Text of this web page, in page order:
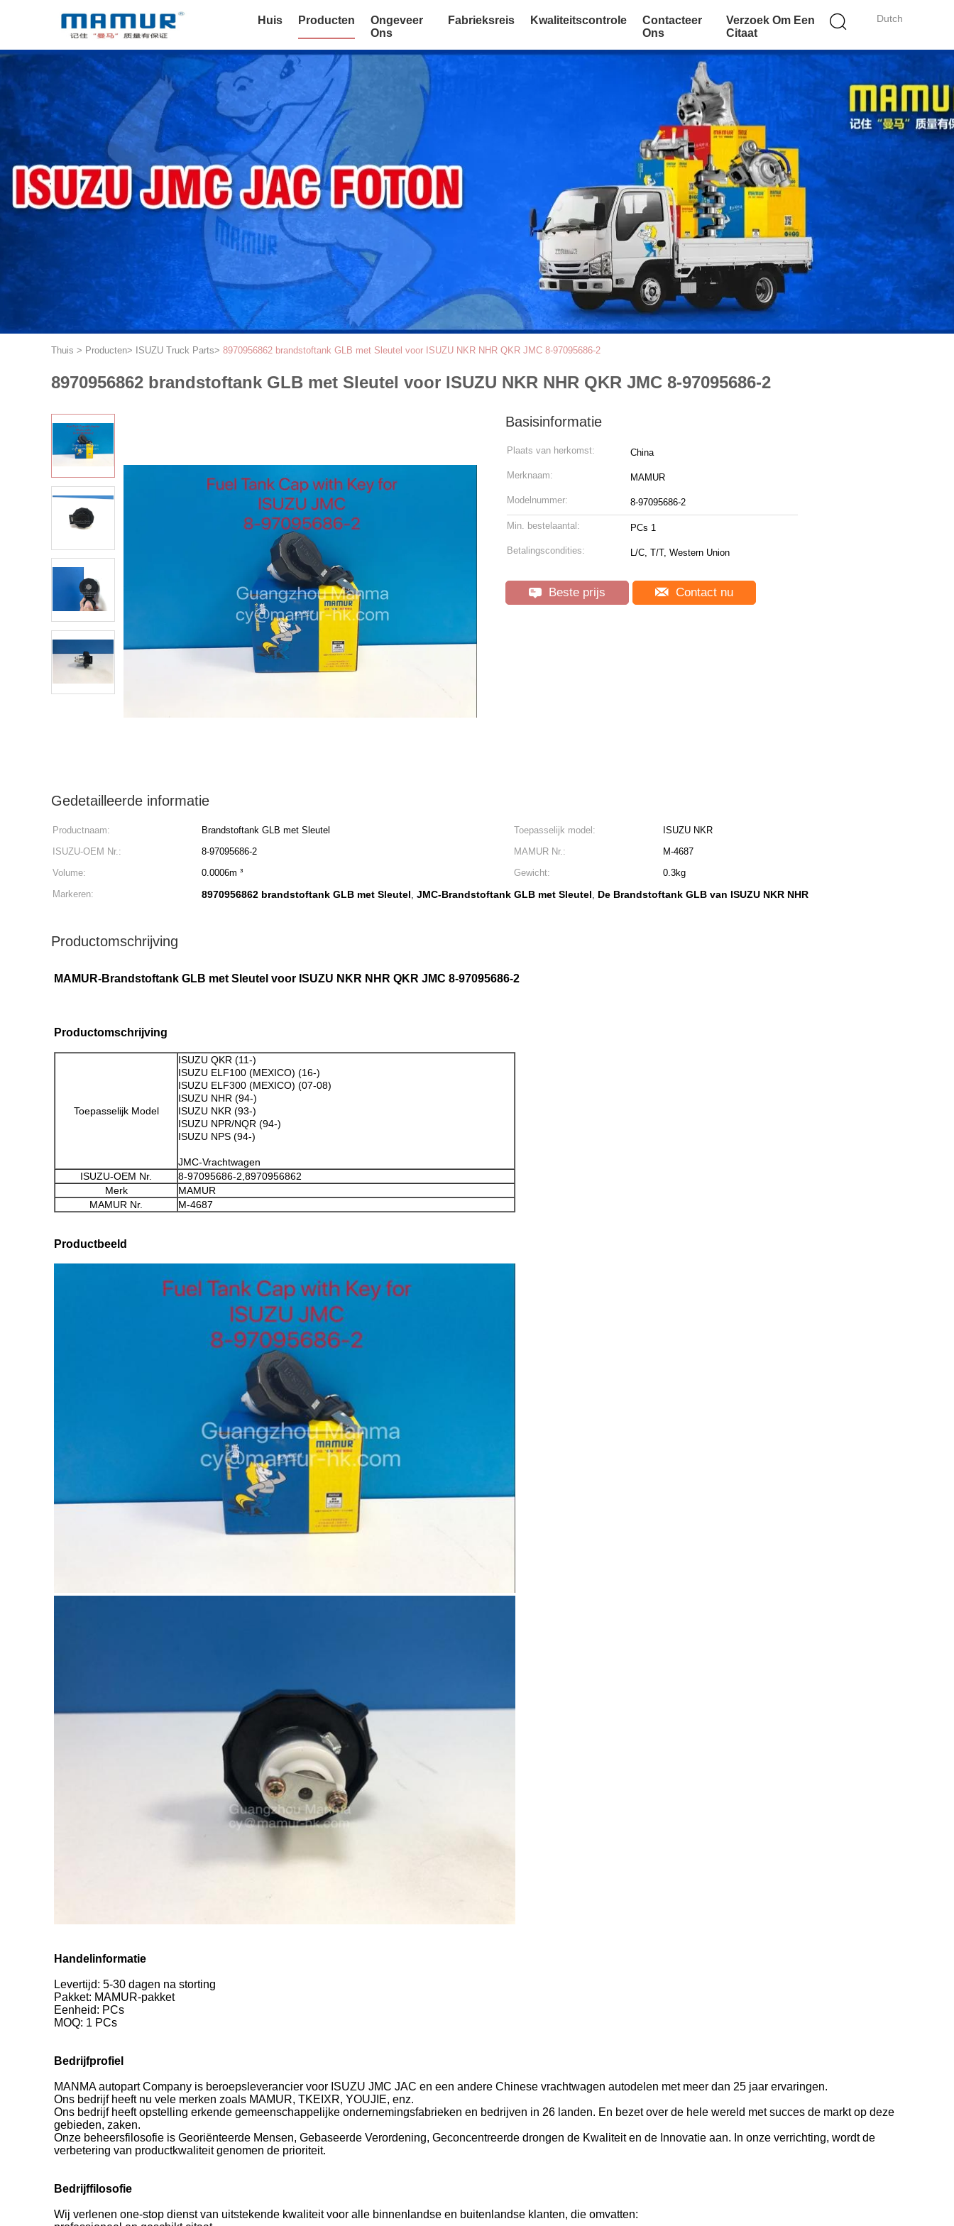
Dutch
Huis Producten
Ongeveer
Ons
Fabrieksreis Kwaliteitscontrole
Contacteer
Ons
Verzoek Om Een
Citaat
Thuis > Producten> ISUZU Truck Parts> 8970956862 brandstoftank GLB met Sleutel voor ISUZU NKR NHR QKR JMC 8-97095686-2
8970956862 brandstoftank GLB met Sleutel voor ISUZU NKR NHR QKR JMC 8-97095686-2
Basisinformatie
Plaats van herkomst: China
Merknaam: MAMUR
Modelnummer: 8-97095686-2
Min. bestelaantal: PCs 1
Betalingscondities: L/C, T/T, Western Union
Beste prijs Contact nu
Gedetailleerde informatie
Productnaam: Brandstoftank GLB met Sleutel Toepasselijk model:
ISUZU NKR
ISUZU-OEM Nr.:
8-97095686-2 MAMUR Nr.:
M-4687
Volume:
0.0006m ³ Gewicht:
0.3kg
Markeren:
8970956862 brandstoftank GLB met Sleutel, JMC-Brandstoftank GLB met Sleutel, De Brandstoftank GLB van ISUZU NKR NHR
Productomschrijving
MAMUR-Brandstoftank GLB met Sleutel voor ISUZU NKR NHR QKR JMC 8-97095686-2
Productomschrijving
Toepasselijk Model
ISUZU QKR (11-)
ISUZU ELF100 (MEXICO) (16-)
ISUZU ELF300 (MEXICO) (07-08)
ISUZU NHR (94-)
ISUZU NKR (93-)
ISUZU NPR/NQR (94-)
ISUZU NPS (94-)
JMC-Vrachtwagen
ISUZU-OEM Nr.
8-97095686-2,8970956862
Merk
MAMUR
MAMUR Nr.
M-4687
Productbeeld
Handelinformatie
Levertijd: 5-30 dagen na storting
Pakket: MAMUR-pakket
Eenheid: PCs
MOQ: 1 PCs
Bedrijfprofiel
MANMA autopart Company is beroepsleverancier voor ISUZU JMC JAC en een andere Chinese vrachtwagen autodelen met meer dan 25 jaar ervaringen.
Ons bedrijf heeft nu vele merken zoals MAMUR, TKEIXR, YOUJIE, enz.
Ons bedrijf heeft opstelling erkende gemeenschappelijke ondernemingsfabrieken en bedrijven in 26 landen. En bezet over de hele wereld met succes de markt op deze
gebieden, zaken.
Onze beheersfilosofie is Georiënteerde Mensen, Gebaseerde Verordening, Geconcentreerde drongen de Kwaliteit en de Innovatie aan. In onze verrichting, wordt de
verbetering van productkwaliteit genomen de prioriteit.
Bedrijffilosofie
Wij verlenen one-stop dienst van uitstekende kwaliteit voor alle binnenlandse en buitenlandse klanten, die omvatten: